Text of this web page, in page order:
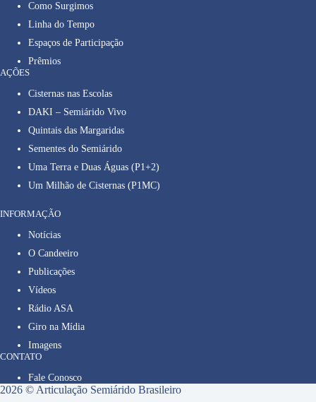
Como Surgimos
Linha do Tempo
Espaços de Participação
Prêmios
AÇÕES
Cisternas nas Escolas
DAKI – Semiárido Vivo
Quintais das Margaridas
Sementes do Semiárido
Uma Terra e Duas Águas (P1+2)
Um Milhão de Cisternas (P1MC)
INFORMAÇÃO
Notícias
O Candeeiro
Publicações
Vídeos
Rádio ASA
Giro na Mídia
Imagens
CONTATO
Fale Conosco
2026 © Articulação Semiárido Brasileiro